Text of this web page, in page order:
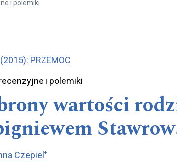
i polemiki
PRZEMOC
i polemiki
wartości
Czepiel+